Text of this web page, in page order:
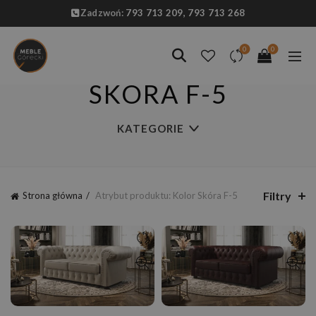
Zadzwoń: 793 713 209, 793 713 268
0 0
SKÓRA F-5
KATEGORIE
Strona główna Atrybut produktu: Kolor Skóra F-5 Filtry